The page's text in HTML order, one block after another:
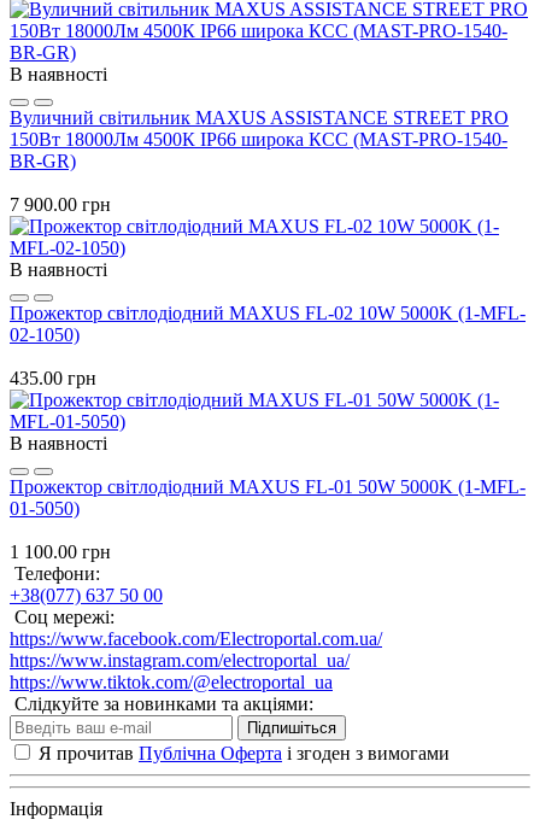
В наявності
Вуличний світильник MAXUS ASSISTANCE STREET PRO
150Вт 18000Лм 4500К IP66 широка КСС (MAST-PRO-1540-
BR-GR)
7 900.00 грн
В наявності
Прожектор світлодіодний MAXUS FL-02 10W 5000K (1-MFL-
02-1050)
435.00 грн
В наявності
Прожектор світлодіодний MAXUS FL-01 50W 5000K (1-MFL-
01-5050)
1 100.00 грн
Телефони:
+38(077) 637 50 00
Соц мережі:
https://www.facebook.com/Electroportal.com.ua/
https://www.instagram.com/electroportal_ua/
https://www.tiktok.com/@electroportal_ua
Слідкуйте за новинками та акціями:
Підпишіться
Я прочитав Публічна Оферта і згоден з вимогами
Інформація